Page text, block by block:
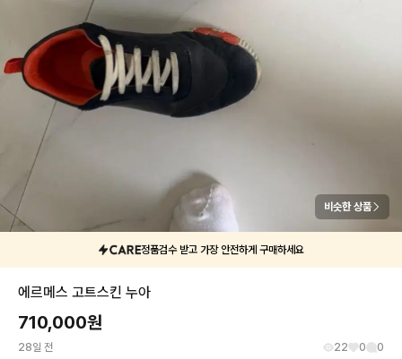
비슷한 상품
정품검수 받고 가장 안전하게 구매하세요
에르메스 고트스킨 누아
710,000원
28일 전 22 0 0